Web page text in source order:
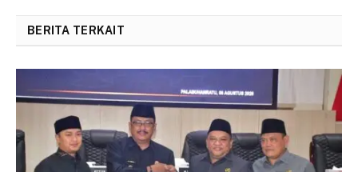
BERITA TERKAIT